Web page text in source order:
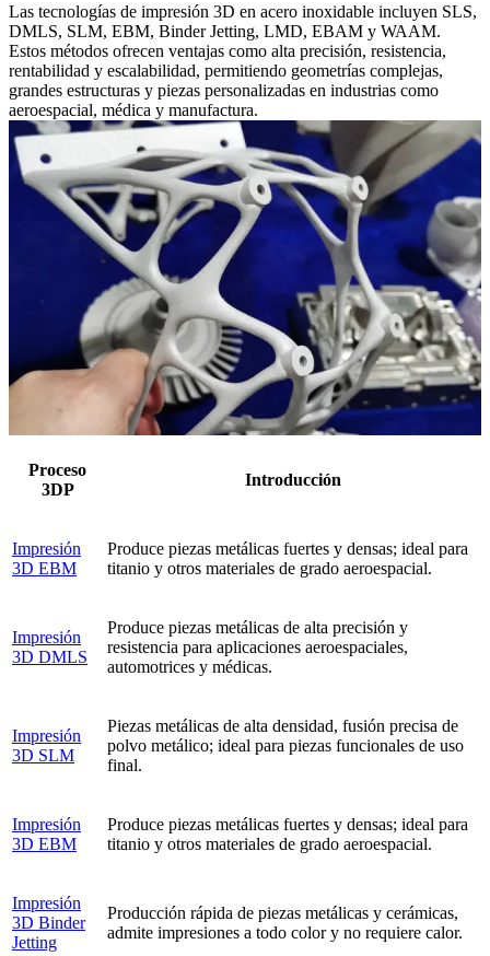
Las tecnologías de impresión 3D en acero inoxidable incluyen SLS,
DMLS, SLM, EBM, Binder Jetting, LMD, EBAM y WAAM.
Estos métodos ofrecen ventajas como alta precisión, resistencia,
rentabilidad y escalabilidad, permitiendo geometrías complejas,
grandes estructuras y piezas personalizadas en industrias como
aeroespacial, médica y manufactura.
Proceso
3DP
Introducción
Impresión
3D EBM
Produce piezas metálicas fuertes y densas; ideal para
titanio y otros materiales de grado aeroespacial.
Impresión
3D DMLS
Produce piezas metálicas de alta precisión y
resistencia para aplicaciones aeroespaciales,
automotrices y médicas.
Impresión
3D SLM
Piezas metálicas de alta densidad, fusión precisa de
polvo metálico; ideal para piezas funcionales de uso
final.
Impresión
3D EBM
Produce piezas metálicas fuertes y densas; ideal para
titanio y otros materiales de grado aeroespacial.
Impresión
3D Binder
Jetting
Producción rápida de piezas metálicas y cerámicas,
admite impresiones a todo color y no requiere calor.